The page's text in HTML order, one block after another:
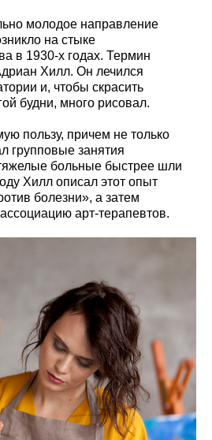
молодое направление
на стыке
в 1930-х годах. Термин
Хилл. Он лечился
и, чтобы скрасить
будни, много рисовал.
пользу, причем не только
групповые занятия
больные быстрее шли
Хилл описал этот опыт
болезни», а затем
арт-терапевтов.